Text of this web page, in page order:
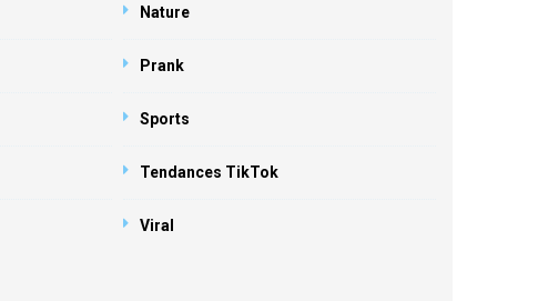
Nature
Prank
Sports
Tendances TikTok
Viral